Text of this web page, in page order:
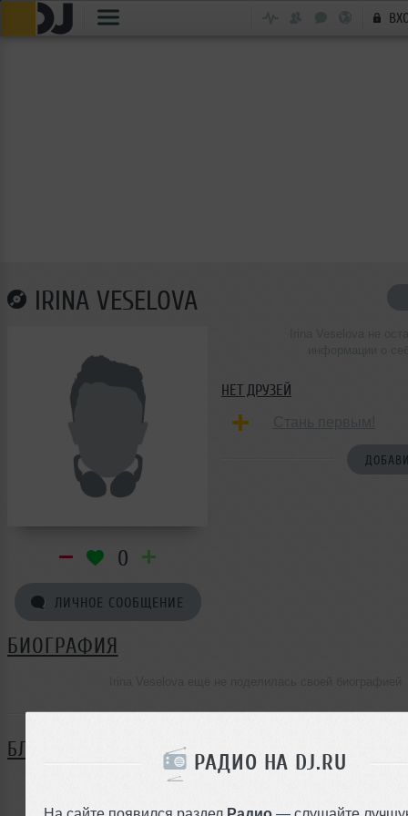
РАДИО НА DJ.RU
На сайте появился раздел Радио — слушайте
IRINA VESELOVA
0
ЛИЧНОЕ СООБЩЕНИЕ
НЕТ ДРУЗЕЙ
БИОГРАФИЯ
БЛОГ